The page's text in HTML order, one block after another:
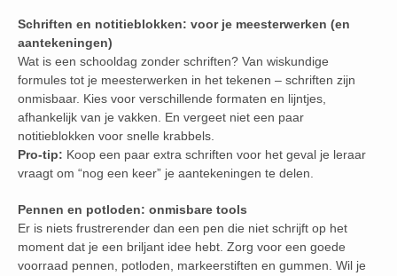
Schriften en notitieblokken: voor je meesterwerken (en
aantekeningen)
Wat is een schooldag zonder schriften? Van wiskundige
formules tot je meesterwerken in het tekenen – schriften zijn
onmisbaar. Kies voor verschillende formaten en lijntjes,
afhankelijk van je vakken. En vergeet niet een paar
notitieblokken voor snelle krabbels.
Pro-tip: Koop een paar extra schriften voor het geval je leraar
vraagt om “nog een keer” je aantekeningen te delen.
Pennen en potloden: onmisbare tools
Er is niets frustrerender dan een pen die niet schrijft op het
moment dat je een briljant idee hebt. Zorg voor een goede
voorraad pennen, potloden, markeerstiften en gummen. Wil je